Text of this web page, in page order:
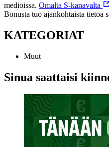
medioissa. Omalta S-kanavalta
Bonusta tuo ajankohtaista tietoa
KATEGORIAT
Muut
Sinua saattaisi